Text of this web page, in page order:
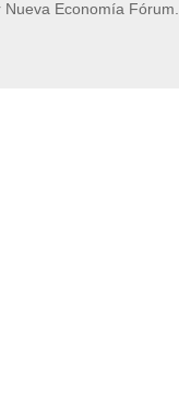
Economía Fórum.